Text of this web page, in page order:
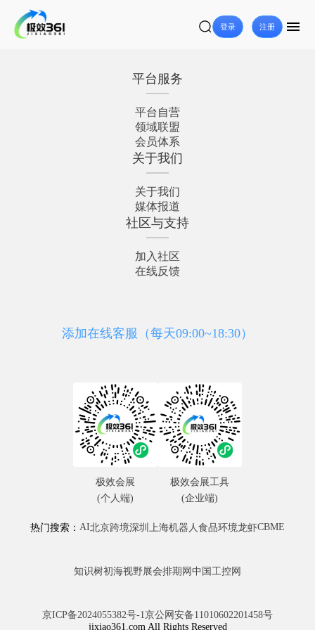
登录 注册
平台服务
平台自营
领域联盟
会员体系
关于我们
关于我们
媒体报道
社区与支持
加入社区
在线反馈
添加在线客服（每天09:00~18:30）
热门搜索： AI北京跨境深圳 上海机器人食品环境龙虾CBME
知识树初海视野展会排期网 中国工控网
京ICP备2024055382号-1京公网安备11010602201458号
jixiao361.com All Rights Reserved
极效会展
(个人端)
极效会展工具
(企业端)